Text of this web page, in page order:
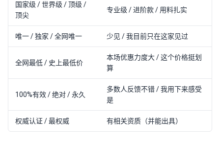
国家级 / 世界级 / 顶级 /
顶尖
专业级 / 进阶款 / 用料扎实
唯一 / 独家 / 全网唯一 少见 / 我目前只在这家见过
全网最低 / 史上最低价
本场优惠力度大 / 这个价格挺划
算
100%有效 / 绝对 / 永久
多数人反馈不错 / 我用下来感受
是
权威认证 / 最权威 有相关资质（并能出具）